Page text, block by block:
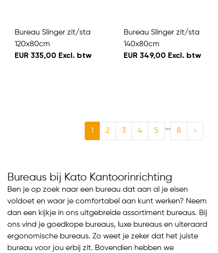
Bureau Slinger zit/sta
120x80cm
EUR 335,00 Excl. btw
Bureau Slinger zit/sta
140x80cm
EUR 349,00 Excl. btw
1 2 3 4 5 ... 8
Bureaus bij Kato Kantoorinrichting
Ben je op zoek naar een bureau dat aan al je eisen
voldoet en waar je comfortabel aan kunt werken? Neem
dan een kijkje in ons uitgebreide assortiment bureaus. Bij
ons vind je goedkope bureaus, luxe bureaus en uiteraard
ergonomische bureaus. Zo weet je zeker dat het juiste
bureau voor jou erbij zit. Bovendien hebben we